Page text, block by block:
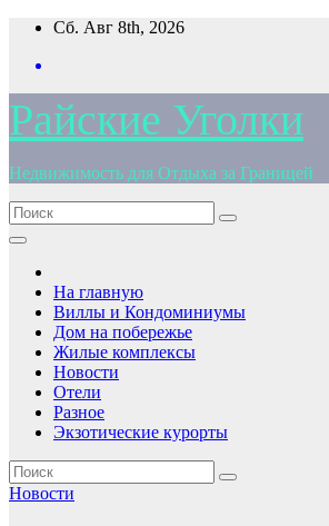
Перейти
содержимому
Сб. Авг 8th, 2026
Райские Уголки
Недвижимость для Отдыха за Границей
На главную
Виллы и Кондоминиумы
Дом на побережье
Жилые комплексы
Новости
Отели
Разное
Экзотические курорты
Новости